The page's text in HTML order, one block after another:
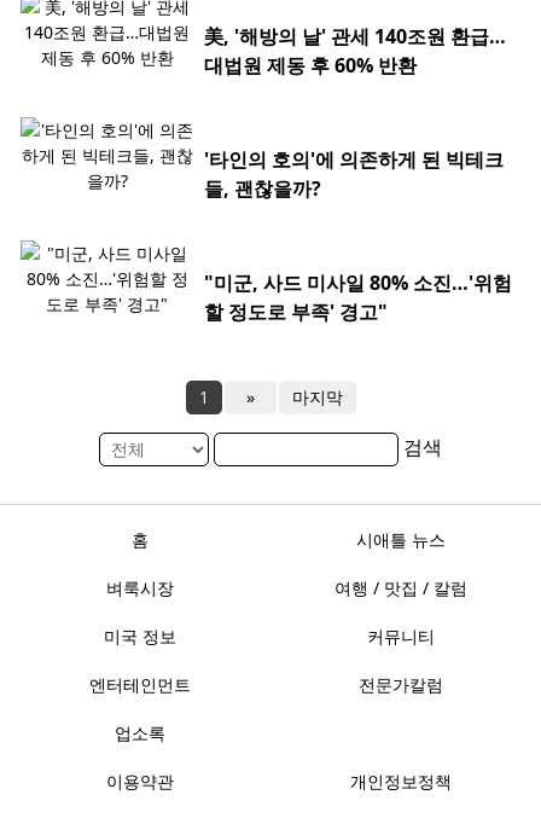
美, '해방의 날' 관세 140조원 환급…
대법원 제동 후 60% 반환
'타인의 호의'에 의존하게 된 빅테크
들, 괜찮을까?
"미군, 사드 미사일 80% 소진…'위험
할 정도로 부족' 경고"
1 » 마지막
검색
홈 시애틀 뉴스
벼룩시장 여행 / 맛집 / 칼럼
미국 정보 커뮤니티
엔터테인먼트 전문가칼럼
업소록
이용약관 개인정보정책